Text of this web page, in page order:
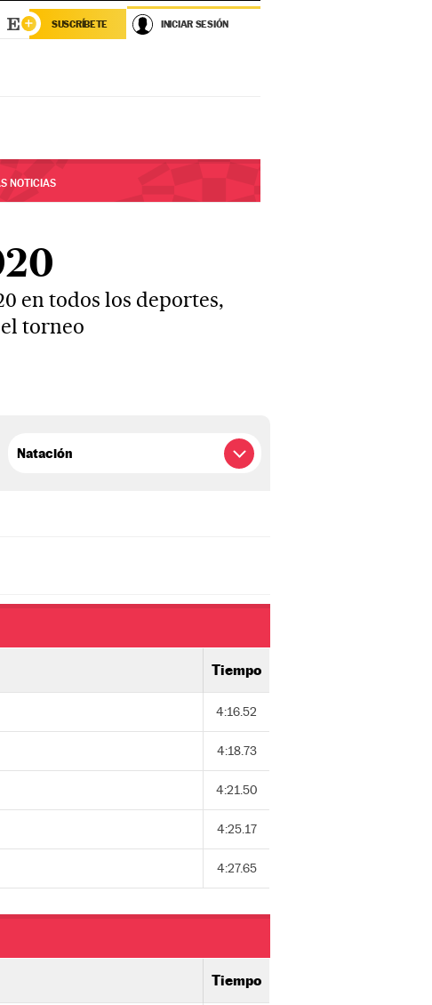
SUSCRÍBETE INICIAR SESIÓN
NOTICIAS
en todos los deportes,
torneo
Tiempo
4:16.52
4:18.73
4:21.50
4:25.17
4:27.65
Tiempo